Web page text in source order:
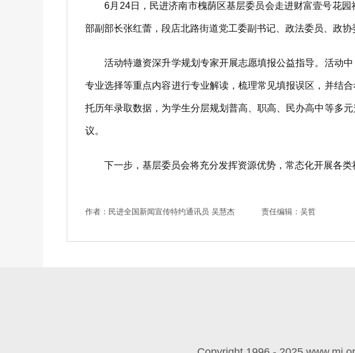
6月24日，民进济南市槐荫区基层委员会走进财富壹号花园
部副部长张红蕾，段店北路街道党工委副书记、政法委员、政协
活动特邀资深升学规划专家开展志愿填报公益指导。活动中
专业选择等重点内容进行专业解读，梳理常见填报误区，并结
托历年录取数据，为学生分层规划普高、职高、民办高中等多
议。
下一步，基层委员会将充分发挥资源优势，常态化开展各类
作者：民进全国新闻宣传特约通讯员 吴慧杰 责任编辑：吴哲